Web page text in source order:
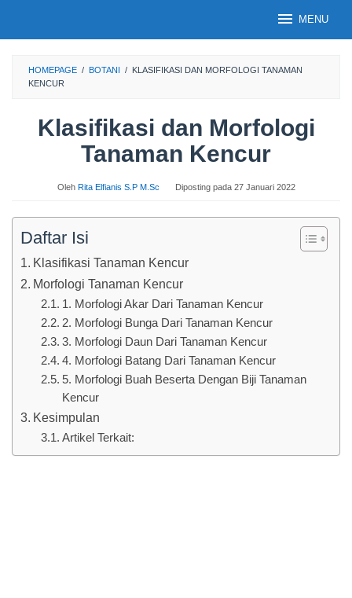
MENU
HOMEPAGE / BOTANI / KLASIFIKASI DAN MORFOLOGI TANAMAN
KENCUR
Klasifikasi dan Morfologi
Tanaman Kencur
Oleh Rita Elfianis S.P M.Sc Diposting pada 27 Januari 2022
Daftar Isi
Klasifikasi Tanaman Kencur
Morfologi Tanaman Kencur
1. Morfologi Akar Dari Tanaman Kencur
2. Morfologi Bunga Dari Tanaman Kencur
3. Morfologi Daun Dari Tanaman Kencur
4. Morfologi Batang Dari Tanaman Kencur
5. Morfologi Buah Beserta Dengan Biji Tanaman
Kencur
Kesimpulan
Artikel Terkait: